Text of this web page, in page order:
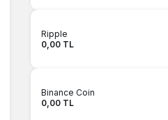
Ripple
0,00 TL
Binance Coin
0,00 TL